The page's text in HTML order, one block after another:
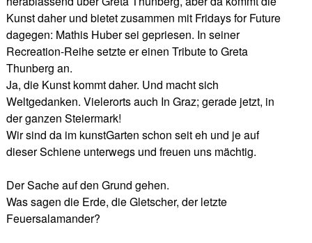
Kunst daher und bietet zusammen mit Fridays for Future
dagegen: Mathis Huber sei gepriesen. In seiner
Recreation-Reihe setzte er einen Tribute to Greta
Thunberg an.
Ja, die Kunst kommt daher. Und macht sich
Weltgedanken. Vielerorts auch In Graz; gerade jetzt, in
der ganzen Steiermark!
Wir sind da im kunstGarten schon seit eh und je auf
dieser Schiene unterwegs und freuen uns mächtig.
Der Sache auf den Grund gehen.
Was sagen die Erde, die Gletscher, der letzte
Feuersalamander?